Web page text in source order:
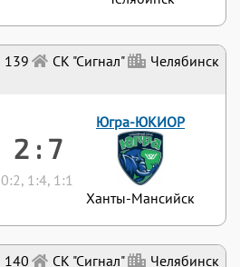
140 СК "Сигнал"
Челябинск
139 СК "Сигнал"
Челябинск
2 : 7
0:2, 1:4, 1:1
Югра-ЮКИОР
Ханты-Мансийск